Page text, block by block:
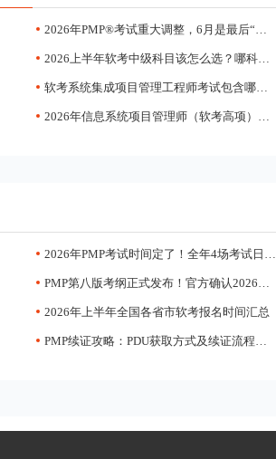
2026年PMP®考试重大调整，6月是最后“窗口期”
2026上半年软考中级科目该怎么选？哪科最简单？
软考系统集成项目管理工程师考试包含哪些科目？各科目考试时长是多少？
2026年信息系统项目管理师（软考高项）论文如何写？
2026年PMP考试时间定了！全年4场考试日程表请收好
PMP第八版考纲正式发布！官方确认2026年12月启用，变化全解析
2026年上半年全国各省市软考报名时间汇总
PMP续证攻略：PDU获取方式及续证流程详解